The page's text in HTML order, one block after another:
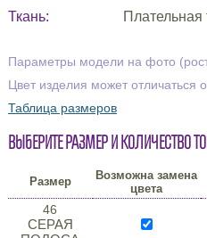
Ткань:
Плательная
Параметры модели на фото
Цвет изделия может отличаться
Таблица размеров
Выберите размер и количество
Размер
Возможна замена
цвета
46
СЕРАЯ